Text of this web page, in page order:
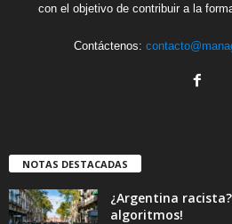
con el objetivo de contribuir a la
Contáctenos:
NOTAS DESTACADAS
¿Argentina
algoritmos!